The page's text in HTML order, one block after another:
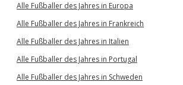
Alle Fußballer des Jahres in Europa
Alle Fußballer des Jahres in Frankreich
Alle Fußballer des Jahres in Italien
Alle Fußballer des Jahres in Portugal
Alle Fußballer des Jahres in Schweden